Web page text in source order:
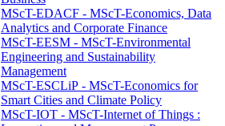
MScT-EDACF - MScT-Economics, Data
Analytics and Corporate Finance
MScT-EESM - MScT-Environmental
Engineering and Sustainability
Management
MScT-ESCLiP - MScT-Economics for
Smart Cities and Climate Policy
MScT-IOT - MScT-Internet of Things :